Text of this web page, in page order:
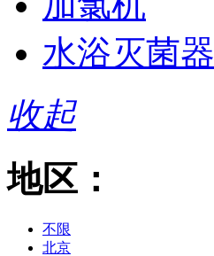
水浴灭菌器
收起
地区：
不限
北京